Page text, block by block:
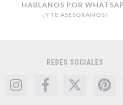
HABLANOS POR
¡Y TE ASESORAMOS!
REDES SOCIALES